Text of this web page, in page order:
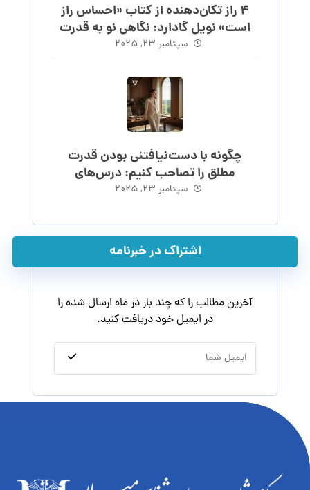
۴ راز تکان‌دهنده از کتاب «احساس راز
است» نویل گادارد: نگاهی نو به قدرت
احساس
سپتامبر ۲۳, ۲۰۲۵
چگونه با دست‌نیافتنی بودن قدرت
مطلق را تصاحب کنیم: درس‌های
ماکیاولی
سپتامبر ۲۳, ۲۰۲۵
اشتراک در خبرنامه
آخرین مطالب را که چند بار در ماه ارسال شده را
در ایمیل خود دریافت کنید.